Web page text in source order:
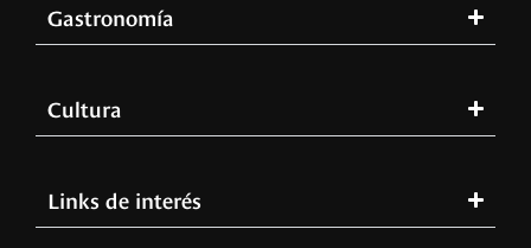
Gastronomía
Cultura
Links de interés